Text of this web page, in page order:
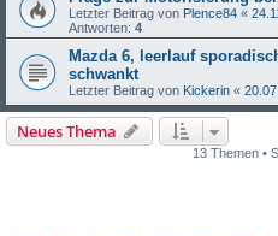
Letzter Beitrag von Plence84 «
Antworten: 4
Mazda 6, leerlauf
schwankt
Letzter Beitrag von Kickerin «
Neues Thema
13 Themen •